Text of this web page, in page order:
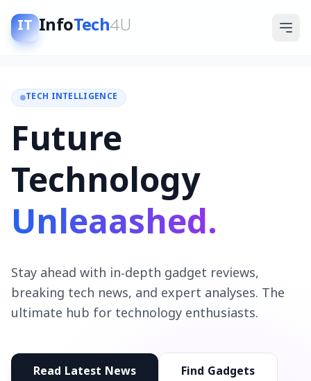
IT InfoTech4U
TECH INTELLIGENCE
Future
Technology
Unleaashed.
Stay ahead with in-depth gadget reviews,
breaking tech news, and expert analyses. The
ultimate hub for technology enthusiasts.
Read Latest News Find Gadgets